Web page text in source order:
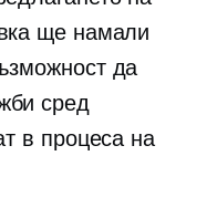
ще намали
да
сред
в процеса на